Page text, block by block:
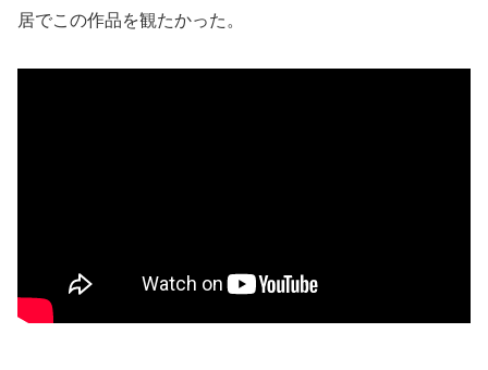
居でこの作品を観たかった。